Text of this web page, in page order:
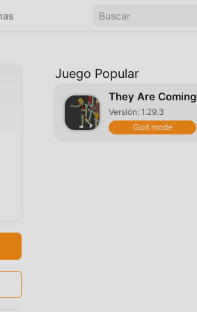
Juego Popular
They Are Coming
Versión: 1.29.3
God mode